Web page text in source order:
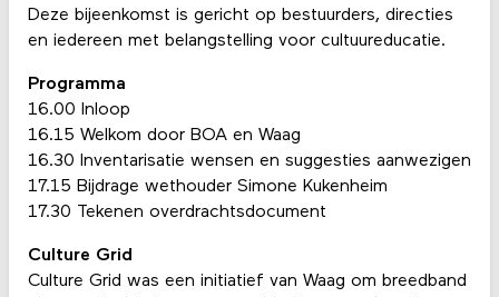
Deze bijeenkomst is gericht op bestuurders, directies
en iedereen met belangstelling voor cultuureducatie.
Programma
16.00 Inloop
16.15 Welkom door BOA en Waag
16.30 Inventarisatie wensen en suggesties aanwezigen
17.15 Bijdrage wethouder Simone Kukenheim
17.30 Tekenen overdrachtsdocument
Culture Grid
Culture Grid was een initiatief van Waag om breedband